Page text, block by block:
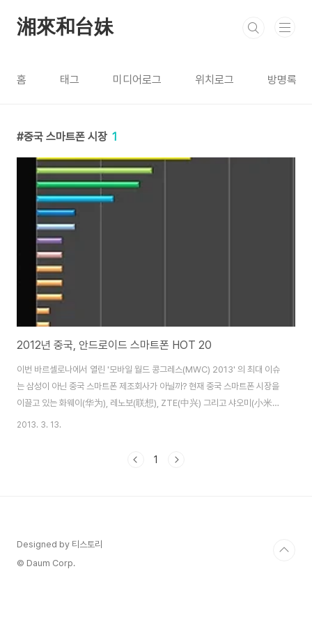
湘來和台妹
홈 태그 미디어로그 위치로그 방명록
중국 스마트폰 시장 1
2012년 중국, 안드로이드 스마트폰 HOT 20
이번 바르셀로나에서 열린 '모바일 월드 콩그레스(MWC) 2013' 의 최대 이슈
는 삼성이 아닌 중국 스마트폰 제조회사가 아닐까? 현재 중국 스마트폰 시장을
이끌고 있는 화웨이(华为), 레노보(联想), ZTE(中兴) 그리고 샤오미(小米)
이번 행사에서 화웨이(华为), 레노보(联想), ZTE(中兴) 3개 회사는 이번 행
국 스마트폰 업체의 약진 혹은 추격'이라는 비슷한 제목의 기사를 접했을 것이
2013. 3. 13.
1
Designed by 티스토리
© Daum Corp.